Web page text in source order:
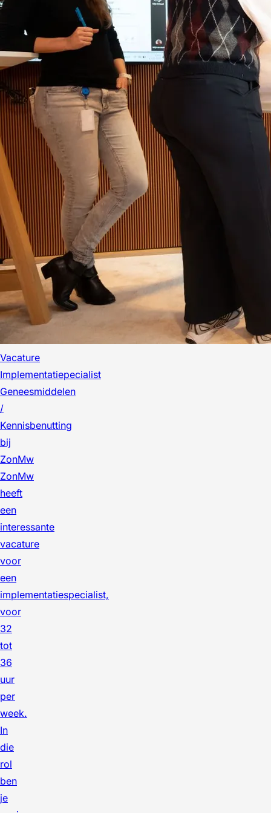
Vacature
Implementatiepecialist
Geneesmiddelen
/
Kennisbenutting
bij
ZonMw
ZonMw
heeft
een
interessante
vacature
voor
een
implementatiespecialist,
voor
32
tot
36
uur
per
week.
In
die
rol
ben
je